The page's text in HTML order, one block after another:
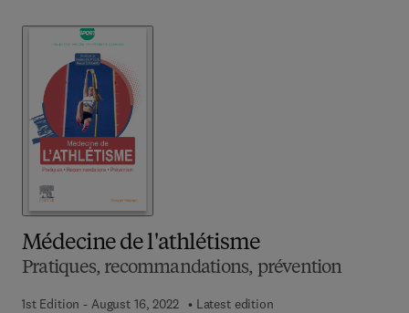
Médecine de l'athlétisme
Pratiques, recommandations, prévention
1st Edition - August 16, 2022
Latest edition